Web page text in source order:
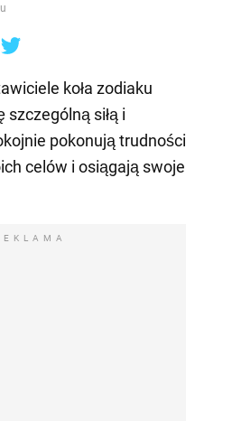
koła zodiaku
siłą i
pokonują trudności
celów i osiągają swoje